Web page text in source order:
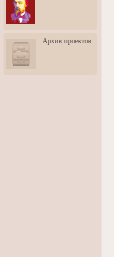
3: Обусловленности
человека и их влияние на
карьеру
скульптором Дмитрием
Тугариновым
АртБульвар в День города
Архив проектов